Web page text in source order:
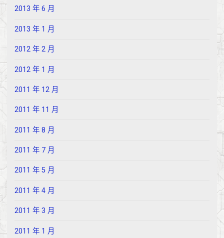
2013 年 6 月
2013 年 1 月
2012 年 2 月
2012 年 1 月
2011 年 12 月
2011 年 11 月
2011 年 8 月
2011 年 7 月
2011 年 5 月
2011 年 4 月
2011 年 3 月
2011 年 1 月